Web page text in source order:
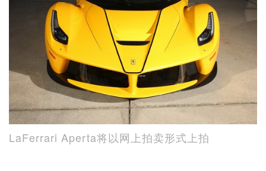
LaFerrari Aperta将以网上拍卖形式上拍